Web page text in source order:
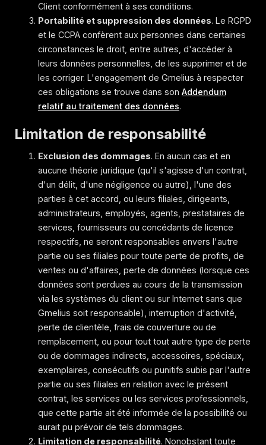
Client conformément à ses conditions.
Portabilité et suppression des données. Le RGPD
et le CCPA confèrent aux personnes dans certaines
circonstances le droit, entre autres, d'accéder à
leurs données personnelles, de les supprimer et de
les corriger. L'engagement de Gmelius à respecter
ces obligations se trouve dans son Addendum
relatif au traitement des données.
Limitation de responsabilité
Exclusion des dommages. En aucun cas et en
aucune théorie juridique (qu'il s'agisse d'un contrat,
d'un délit, d'une négligence ou autre), l'une des
parties à cet accord, ou leurs filiales, dirigeants,
administrateurs, employés, agents, prestataires de
services, fournisseurs ou concédants de licence
respectifs, ne seront responsables envers l'autre
partie ou ses filiales pour toute perte de profits, de
ventes ou d'affaires, perte de données (lorsque ces
données sont perdues au cours de la transmission
via les systèmes du client ou sur Internet sans que
Gmelius soit responsable), interruption d'activité,
perte de clientèle, frais de couverture ou de
remplacement, ou pour tout tout autre type de perte
ou de dommages indirects, accessoires, spéciaux,
exemplaires, consécutifs ou punitifs subis par l'autre
partie ou ses filiales en relation avec le présent
contrat, les services ou les services professionnels,
que cette partie ait été informée de la possibilité ou
aurait pu prévoir de tels dommages.
Limitation de responsabilité. Nonobstant toute